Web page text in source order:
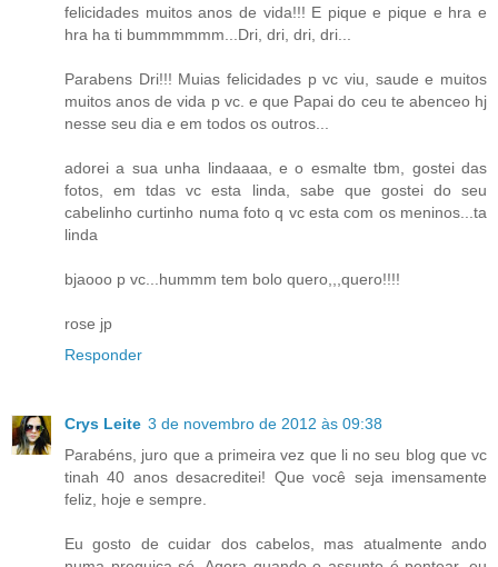
felicidades muitos anos de vida!!! E pique e pique e hra e
hra ha ti bummmmmm...Dri, dri, dri, dri...
Parabens Dri!!! Muias felicidades p vc viu, saude e muitos
muitos anos de vida p vc. e que Papai do ceu te abenceo hj
nesse seu dia e em todos os outros...
adorei a sua unha lindaaaa, e o esmalte tbm, gostei das
fotos, em tdas vc esta linda, sabe que gostei do seu
cabelinho curtinho numa foto q vc esta com os meninos...ta
linda
bjaooo p vc...hummm tem bolo quero,,,quero!!!!
rose jp
Responder
Crys Leite 3 de novembro de 2012 às 09:38
Parabéns, juro que a primeira vez que li no seu blog que vc
tinah 40 anos desacreditei! Que você seja imensamente
feliz, hoje e sempre.
Eu gosto de cuidar dos cabelos, mas atualmente ando